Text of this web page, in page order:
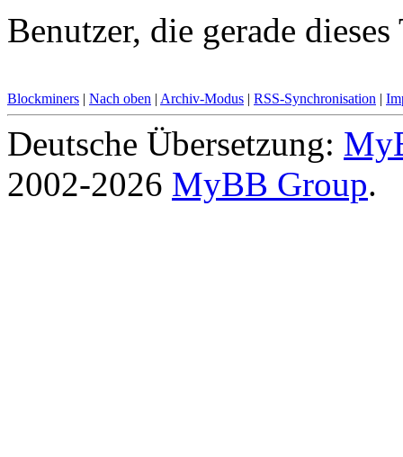
Benutzer, die gerade
Blockminers | Nach oben | Archiv-Modus | RSS-Synchronisation |
Deutsche Übersetzung:
2002-2026 MyBB Group.